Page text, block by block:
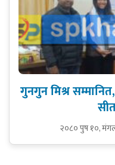
गुनगुन मिश्र
२०८० पुष १०,